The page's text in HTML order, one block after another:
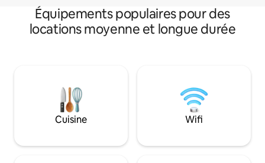
Équipements populaires pour des
locations moyenne et longue durée
Cuisine Wifi